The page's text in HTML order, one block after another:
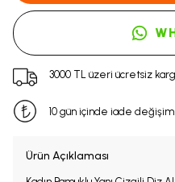
3000 TL üzeri ücretsiz
10 gün içinde iade değişim
Ürün Açıklaması